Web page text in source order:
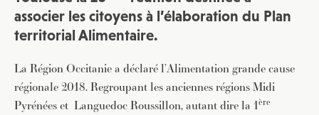
associer les citoyens à l’élaboration du Plan
territorial Alimentaire.
La Région Occitanie a déclaré l’Alimentation grande cause
régionale 2018. Regroupant les anciennes régions Midi
Pyrénées et Languedoc Roussillon, autant dire la 1ère